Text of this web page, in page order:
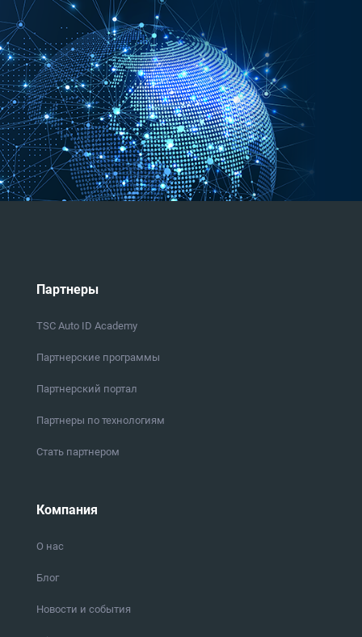
Партнеры
TSC Auto ID Academy
Партнерские программы
Партнерский портал
Партнеры по технологиям
Стать партнером
Компания
О нас
Блог
Новости и события